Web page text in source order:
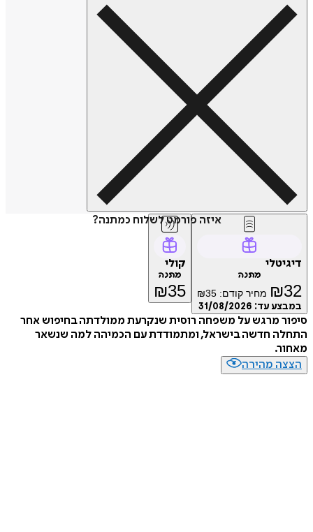
איזה פורמט לשלוח כמתנה?
דיגיטלי
מתנה
₪32 מחיר קודם: ₪35
במבצע עד: 31/08/2026
קולי
מתנה
₪35
סיפור מרגש על משפחה רוסית שנקרעת ממולדתה בחיפוש אחר
התחלה חדשה בישראל, ומתמודדת עם הכמיהה למה שנשאר
מאחור.
הצצה מהירה